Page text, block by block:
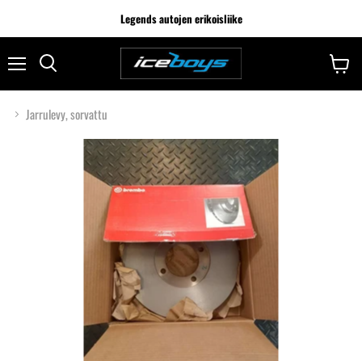
Legends autojen erikoisliike
Jarrulevy, sorvattu